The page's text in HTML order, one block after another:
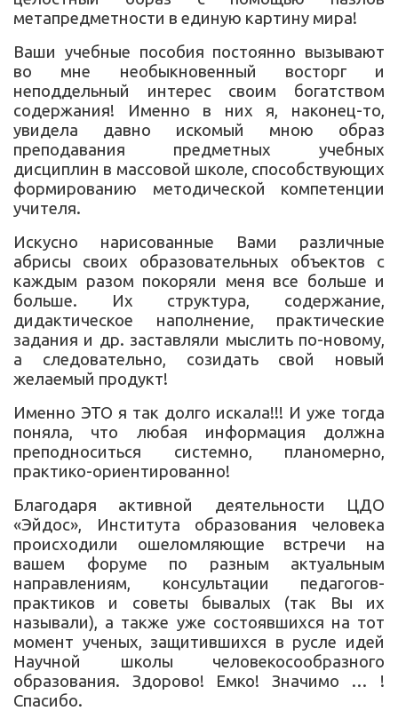
метапредметности в единую картину мира!
Ваши учебные пособия постоянно вызывают
во мне необыкновенный восторг и
неподдельный интерес своим богатством
содержания! Именно в них я, наконец-то,
увидела давно искомый мною образ
преподавания предметных учебных
дисциплин в массовой школе, способствующих
формированию методической компетенции
учителя.
Искусно нарисованные Вами различные
абрисы своих образовательных объектов с
каждым разом покоряли меня все больше и
больше. Их структура, содержание,
дидактическое наполнение, практические
задания и др. заставляли мыслить по-новому,
а следовательно, созидать свой новый
желаемый продукт!
Именно ЭТО я так долго искала!!! И уже тогда
поняла, что любая информация должна
преподноситься системно, планомерно,
практико-ориентированно!
Благодаря активной деятельности ЦДО
«Эйдос», Института образования человека
происходили ошеломляющие встречи на
вашем форуме по разным актуальным
направлениям, консультации педагогов-
практиков и советы бывалых (так Вы их
называли), а также уже состоявшихся на тот
момент ученых, защитившихся в русле идей
Научной школы человекосообразного
образования. Здорово! Емко! Значимо … !
Спасибо.